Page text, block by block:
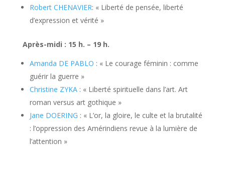
Robert CHENAVIER: « Liberté de pensée, liberté
d’expression et vérité »
Après-midi : 15 h. – 19 h.
Amanda DE PABLO : « Le courage féminin : comme
guérir la guerre »
Christine ZYKA: « Liberté spirituelle dans l’art. Art
roman versus art gothique »
Jane DOERING : « L’or, la gloire, le culte et la brutalité
: l’oppression des Amérindiens revue à la lumière de
l’attention »